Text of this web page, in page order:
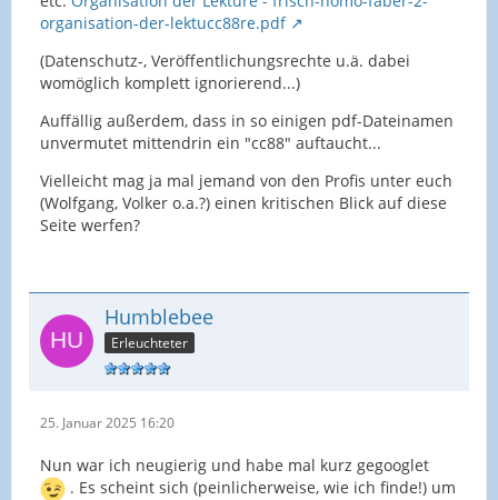
organisation-der-lektucc88re.pdf
(Datenschutz-, Veröffentlichungsrechte u.ä. dabei
womöglich komplett ignorierend...)
Auffällig außerdem, dass in so einigen pdf-Dateinamen
unvermutet mittendrin ein "cc88" auftaucht...
Vielleicht mag ja mal jemand von den Profis unter euch
(Wolfgang, Volker o.a.?) einen kritischen Blick auf diese
Seite werfen?
Humblebee
Erleuchteter
25. Januar 2025 16:20
Nun war ich neugierig und habe mal kurz gegooglet
. Es scheint sich (peinlicherweise, wie ich finde!) um